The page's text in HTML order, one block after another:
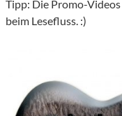
Tipp: Die Promo-
beim Lesefluss. :)